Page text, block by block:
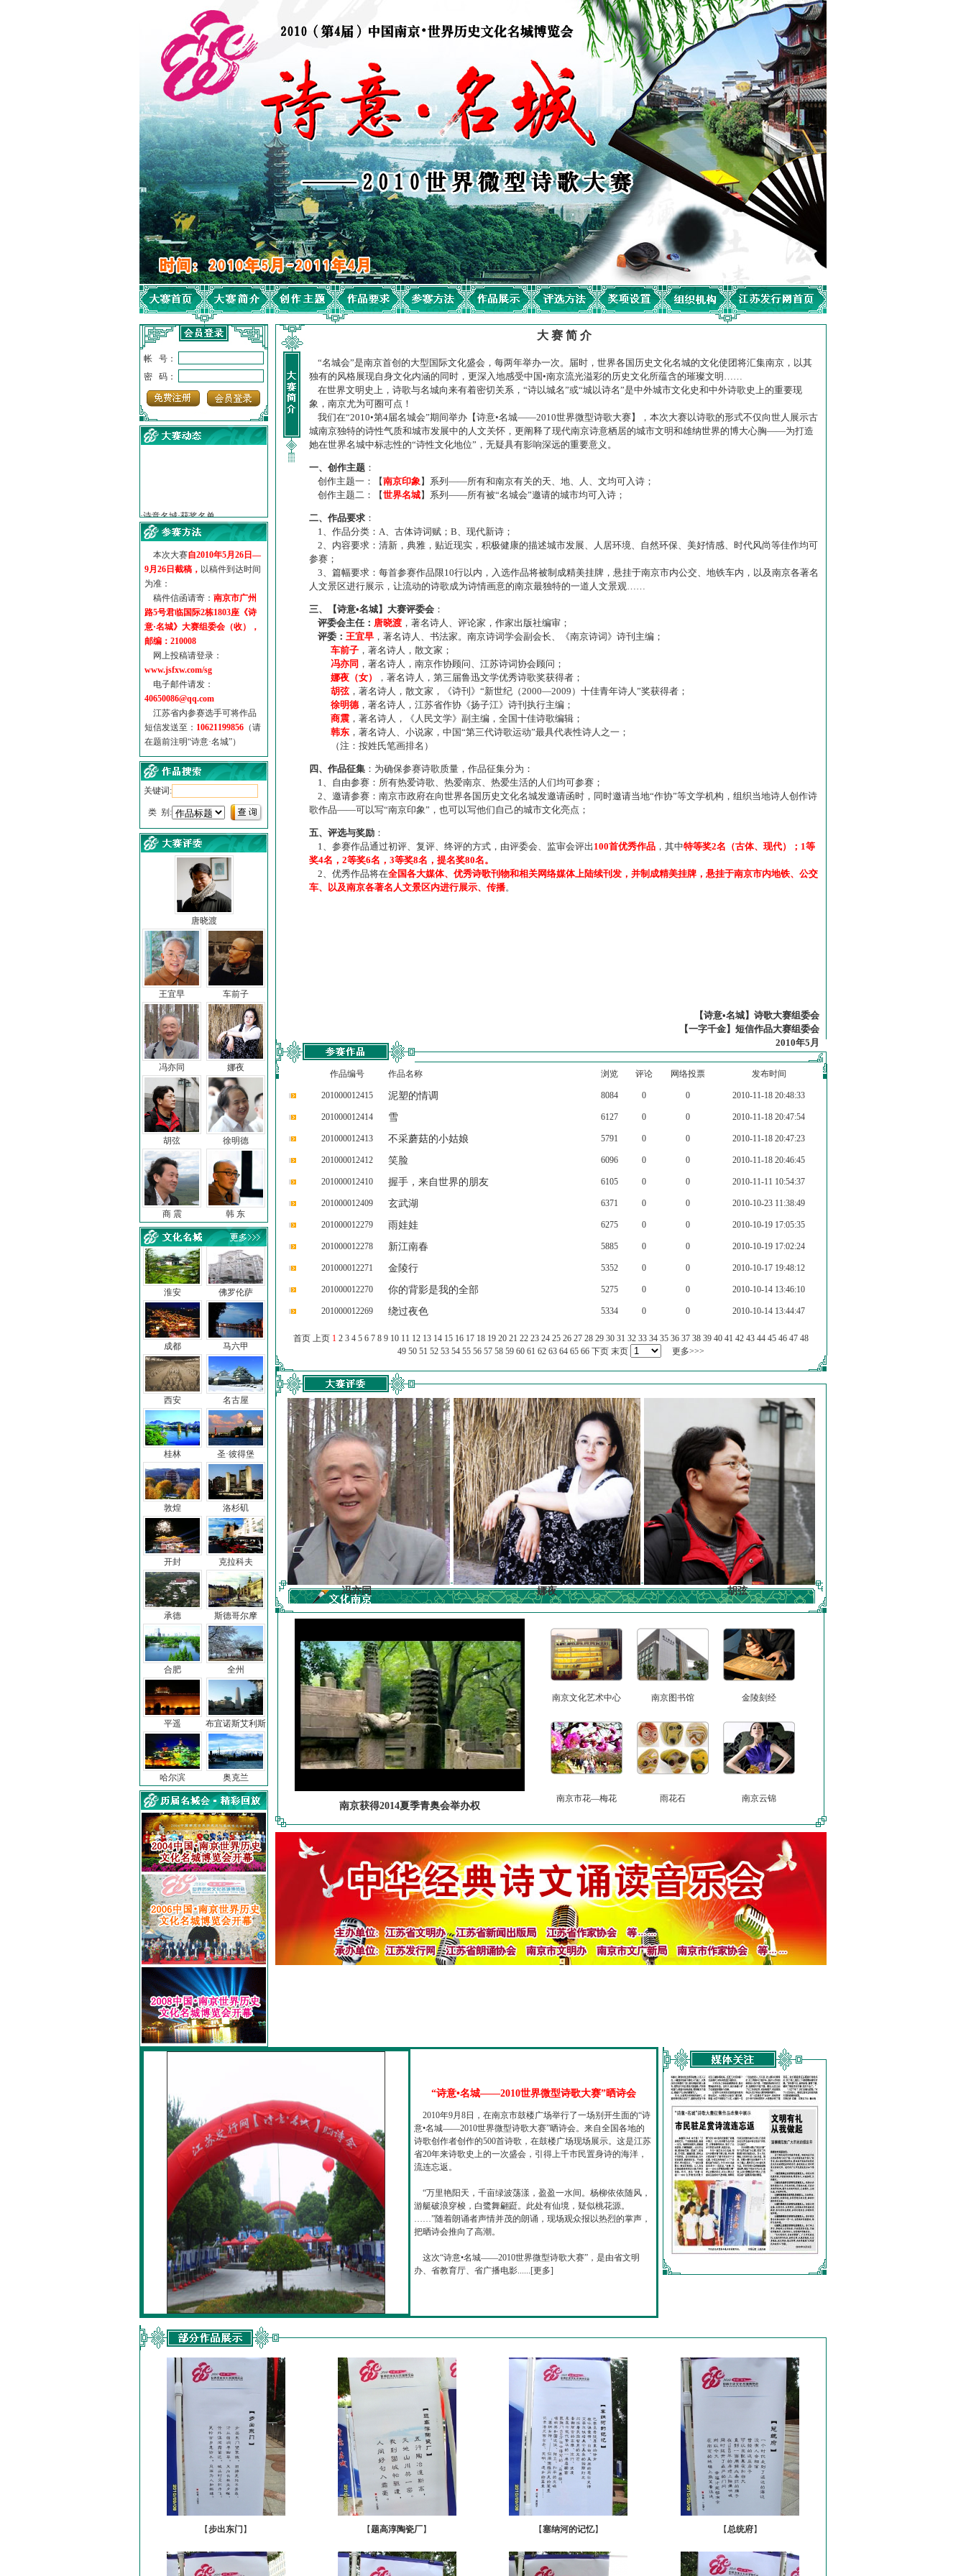
帐 号：
密 码：
·诗意名城·地铁时间
地铁完美呈现【诗意·名城...
参赛作品多达5000多首
“诗意·名城”晒诗会
特别通知--致广大诗词爱好...
本次大赛自2010年5月26日—
9月26日截稿， 以稿件到达时间
为准：
稿件信函请寄： 南京市广州
路5号君临国际2栋1803座《诗
意·名城》大赛组委会（收），
邮编：210008
网上投稿请登录：
www.jsfxw.com/sg
电子邮件请发：
40650086@qq.com
江苏省内参赛选手可将作品
短信发送至： 10621199856 （请
在题前注明“诗意·名城”）
关键词:
类 别:
唐晓渡
王宜早 车前子
冯亦同 娜夜
胡弦 徐明德
商 震 韩 东
淮安
成都
西安
桂林
敦煌
开封
承德
合肥
平遥
哈尔滨
佛罗伦萨
马六甲
名古屋
圣·彼得堡
洛杉矶
克拉科夫
斯德哥尔摩
全州
布宜诺斯艾利斯
奥克兰
大 赛 简 介
“名城会”是南京首创的大型国际文化盛会，每两年举办一次。届时，世界各国历史文化名城的文化使团将汇集南京，以其
独有的风格展现自身文化内涵的同时，更深入地感受中国•南京流光溢彩的历史文化所蕴含的璀璨文明……
在世界文明史上，诗歌与名城向来有着密切关系，“诗以城名”或“城以诗名”是中外城市文化史和中外诗歌史上的重要现
象，南京尤为可圈可点！
我们在“2010•第4届名城会”期间举办【诗意•名城——2010世界微型诗歌大赛】，本次大赛以诗歌的形式不仅向世人展示古
城南京独特的诗性气质和城市发展中的人文关怀，更阐释了现代南京诗意栖居的城市文明和雄纳世界的博大心胸——为打造
她在世界名城中标志性的“诗性文化地位”，无疑具有影响深远的重要意义。
一、创作主题 ：
创作主题一：【南京印象】系列——所有和南京有关的天、地、人、文均可入诗；
创作主题二：【世界名城】系列——所有被“名城会”邀请的城市均可入诗；
二、作品要求 ：
1、作品分类：A、古体诗词赋；B、现代新诗；
2、内容要求：清新，典雅，贴近现实，积极健康的描述城市发展、人居环境、自然环保、美好情感、时代风尚等佳作均可
参赛；
3、篇幅要求：每首参赛作品限10行以内，入选作品将被制成精美挂牌，悬挂于南京市内公交、地铁车内，以及南京各著名
人文景区进行展示，让流动的诗歌成为诗情画意的南京最独特的一道人文景观……
三、【诗意•名城】大赛评委会 ：
评委会主任： 唐晓渡 ，著名诗人、评论家，作家出版社编审；
评委： 王宜早 ，著名诗人、书法家。南京诗词学会副会长、《南京诗词》诗刊主编；
车前子 ，著名诗人，散文家；
冯亦同 ，著名诗人，南京作协顾问、江苏诗词协会顾问；
娜夜（女）
，著名诗人，第三届鲁迅文学优秀诗歌奖获得者；
胡弦，著名诗人，散文家，《诗刊》“新世纪（2000—2009）十佳青年诗人”奖获得者；
徐明德，著名诗人，江苏省作协《扬子江》诗刊执行主编；
商震 ，著名诗人，《人民文学》副主编，全国十佳诗歌编辑；
韩东 ，著名诗人、小说家，中国“第三代诗歌运动”最具代表性诗人之一；
（注：按姓氏笔画排名）
四、作品征集 ：为确保参赛诗歌质量，作品征集分为：
1、自由参赛：所有热爱诗歌、热爱南京、热爱生活的人们均可参赛；
2、邀请参赛：南京市政府在向世界各国历史文化名城发邀请函时，同时邀请当地“作协”等文学机构，组织当地诗人创作诗
歌作品——可以写“南京印象”，也可以写他们自己的城市文化亮点；
五、评选与奖励 ：
1、参赛作品通过初评、复评、终评的方式，由评委会、监审会评出 100首优秀作品 ，其中特等奖2名（古体、现代）；1等
奖4名，2等奖6名，3等奖8名，提名奖80名。
2、优秀作品将在全国各大媒体、优秀诗歌刊物和相关网络媒体上陆续刊发，并制成精美挂牌，悬挂于南京市内地铁、公交
车、以及南京各著名人文景区内进行展示、传播。
【诗意•名城】诗歌大赛组委会
【一字千金】短信作品大赛组委会
2010年5月
作品编号 作品名称 浏览 评论 网络投票 发布时间
201000012415 泥塑的情调 8084 0 0 2010-11-18 20:48:33
201000012414 雪 6127 0 0 2010-11-18 20:47:54
201000012413 不采蘑菇的小姑娘 5791 0 0 2010-11-18 20:47:23
201000012412 笑脸 6096 0 0 2010-11-18 20:46:45
201000012410 握手，来自世界的朋友 6105 0 0 2010-11-11 10:54:37
201000012409 玄武湖 6371 0 0 2010-10-23 11:38:49
201000012279 雨娃娃 6275 0 0 2010-10-19 17:05:35
201000012278 新江南春 5885 0 0 2010-10-19 17:02:24
201000012271 金陵行 5352 0 0 2010-10-17 19:48:12
201000012270 你的背影是我的全部 5275 0 0 2010-10-14 13:46:10
201000012269 绕过夜色 5334 0 0 2010-10-14 13:44:47
首页 上页 1 2 3 4 5 6 7 8 9 10 11 12 13 14 15 16 17 18 19 20 21 22 23 24 25 26 27 28 29 30 31 32 33 34 35 36 37 38 39 40 41 42 43 44 45 46 47 48
49 50 51 52 53 54 55 56 57 58 59 60 61 62 63 64 65 66 下页 末页 更多>>>
冯亦同 娜夜 胡弦
南京文化艺术中心 南京图书馆 金陵刻经
南京市花—梅花 雨花石 南京云锦
南京获得2014夏季青奥会举办权
“诗意•名城——2010世界微型诗歌大赛”晒诗会
2010年9月8日，在南京市鼓楼广场举行了一场别开生面的“诗
意•名城——2010世界微型诗歌大赛”晒诗会。来自全国各地的
诗歌创作者创作的500首诗歌，在鼓楼广场现场展示。这是江苏
省20年来诗歌史上的一次盛会，引得上千市民置身诗的海洋，
流连忘返。
“万里艳阳天，千亩绿波荡漾，盈盈一水间。杨柳依依随风，
游艇破浪穿梭，白鹭舞翩跹。此处有仙境，疑似桃花源。
……”随着朗诵者声情并茂的朗诵，现场观众报以热烈的掌声，
把晒诗会推向了高潮。
这次“诗意•名城——2010世界微型诗歌大赛”，是由省文明
办、省教育厅、省广播电影......[更多]
【步出东门 】 【题高淳陶瓷厂】 【塞纳河的记忆】 【总统府】